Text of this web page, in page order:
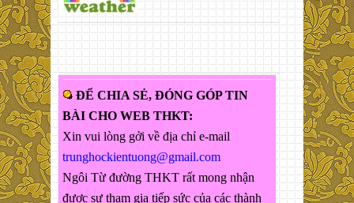
ĐỂ CHIA SẺ, ĐÓNG GÓP TIN
BÀI CHO WEB THKT:
Xin vui lòng gởi về địa chỉ e-mail
trunghockientuong@gmail.com
Ngôi Từ đường THKT rất mong nhận
được sự tham gia tiếp sức của các thành